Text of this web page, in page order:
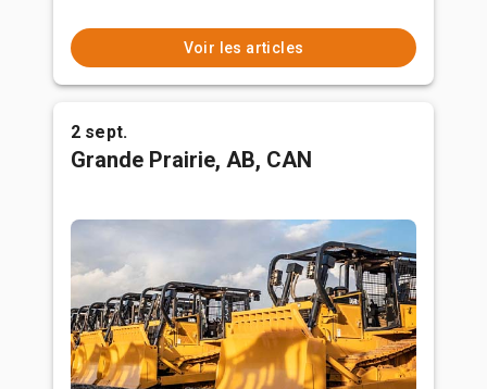
Voir les articles
2 sept.
Grande Prairie, AB, CAN